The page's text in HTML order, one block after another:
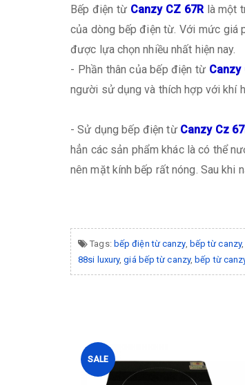
Bếp điện từ Canzy CZ 67Rlà một
của dòng bếp điện từ. Với mức giá
được lựa chọn nhiều nhất hiện nay.
- Phần thân của bếp điện từ Canzy
người sử dụng và thích hợp với khí
- Sử dụng bếp điện từ Canzy Cz
hẳn các sản phẩm khác là có thể
nên mặt kính bếp rất nóng. Sau khi
Tags: bếp điện từ canzy, bếp từ canzy
88si luxury,giá bếp từ canzy,bếp từ
SALE